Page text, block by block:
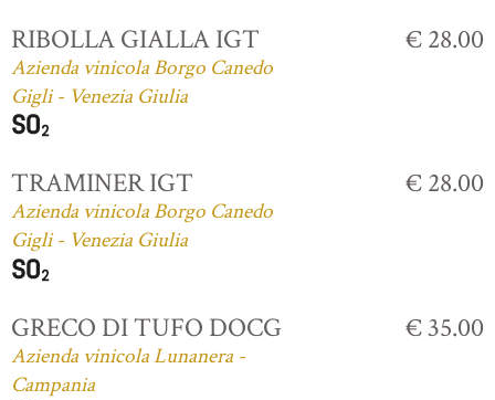
RIBOLLA GIALLA IGT
Azienda vinicola Borgo Canedo
Gigli - Venezia Giulia
€ 28.00
TRAMINER IGT
Azienda vinicola Borgo Canedo
Gigli - Venezia Giulia
€ 28.00
GRECO DI TUFO DOCG
Azienda vinicola Lunanera -
Campania
€ 35.00